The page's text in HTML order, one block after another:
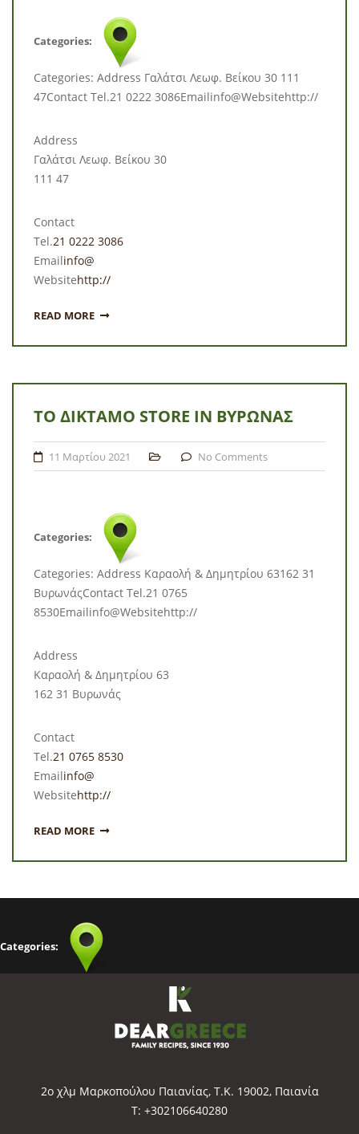
Categories:
Categories: Address Γαλάτσι Λεωφ. Βείκου 30 111
47Contact Tel.21 0222 3086Emailinfo@Websitehttp://
Address
Γαλάτσι Λεωφ. Βείκου 30
111 47
Contact
Tel.21 0222 3086
Emailinfo@
Websitehttp://
READ MORE
ΤΟ ΔΊΚΤΑΜΟ STORE IN ΒΥΡΩΝΆΣ
11 Μαρτίου 2021 No Comments
Categories:
Categories: Address Καραολή & Δημητρίου 63162 31
ΒυρωνάςContact Tel.21 0765
8530Emailinfo@Websitehttp://
Address
Καραολή & Δημητρίου 63
162 31 Βυρωνάς
Contact
Tel.21 0765 8530
Emailinfo@
Websitehttp://
READ MORE
Categories:
2o χλμ Μαρκοπούλου Παιανίας, Τ.Κ. 19002, Παιανία
Τ: +302106640280